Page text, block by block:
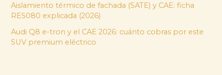
Aislamiento térmico de fachada (SATE) y CAE: ficha
RES080 explicada (2026)
Audi Q8 e-tron y el CAE 2026: cuánto cobras por este
SUV premium eléctrico